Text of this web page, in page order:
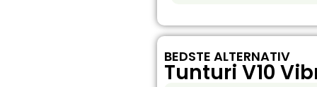
BEDSTE ALTERNATIV
Tunturi V10